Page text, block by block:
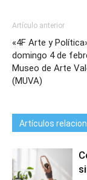
Artículo anterior
«4F Arte y
domingo 4 de
Museo de Arte
(MUVA)
Artículos